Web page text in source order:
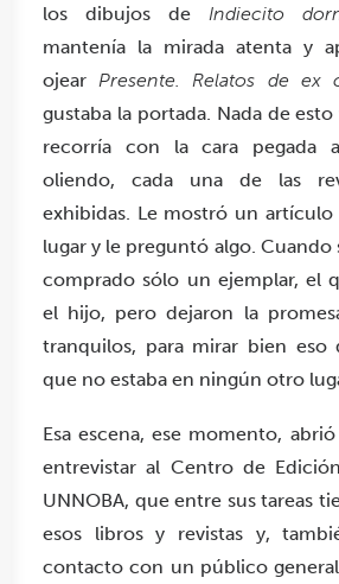
los dibujos de Indiecito
mantenía la mirada atenta y
ojear Presente. Relatos de ex
gustaba la portada. Nada de
recorría con la cara pegada
oliendo, cada una de las
exhibidas. Le mostró un artículo
lugar y le preguntó algo. Cuando
comprado sólo un ejemplar, el
el hijo, pero dejaron la
tranquilos, para mirar bien eso
que no estaba en ningún otro
Esa escena, ese momento,
entrevistar al Centro de
UNNOBA, que entre sus tareas
esos libros y revistas y,
contacto con un público